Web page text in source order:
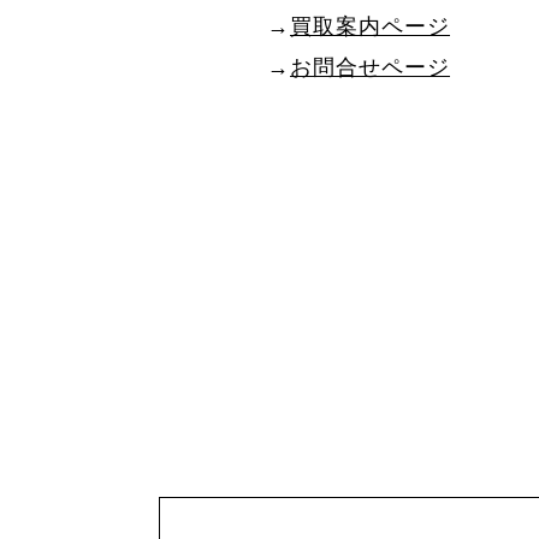
→ 買取案内ページ
→ お問合せページ